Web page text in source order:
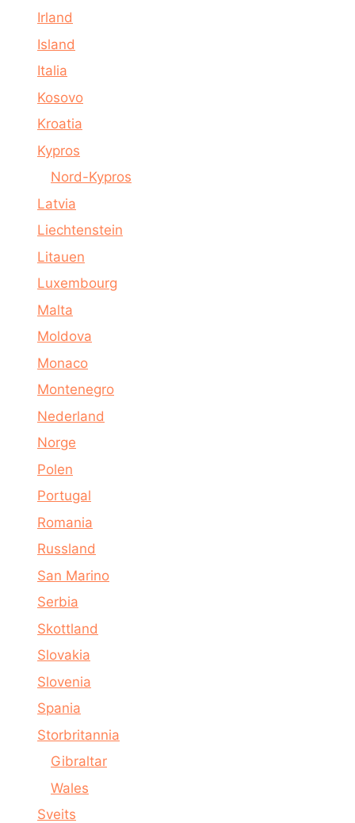
Irland
Island
Italia
Kosovo
Kroatia
Kypros
Nord-Kypros
Latvia
Liechtenstein
Litauen
Luxembourg
Malta
Moldova
Monaco
Montenegro
Nederland
Norge
Polen
Portugal
Romania
Russland
San Marino
Serbia
Skottland
Slovakia
Slovenia
Spania
Storbritannia
Gibraltar
Wales
Sveits